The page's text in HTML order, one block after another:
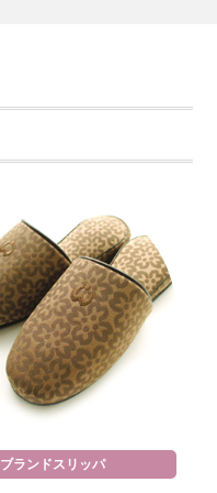
ブランドスリッパ